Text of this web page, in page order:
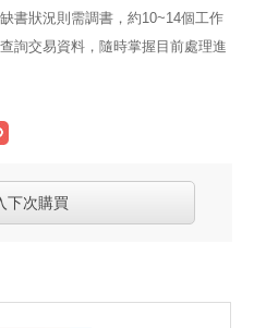
書狀況則需調書，約10~14個工作
詢交易資料，隨時掌握目前處理進
下次購買